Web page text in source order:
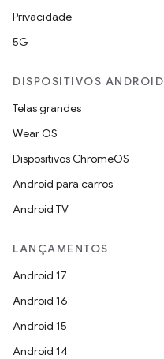
Privacidade
5G
DISPOSITIVOS ANDROID
Telas grandes
Wear OS
Dispositivos ChromeOS
Android para carros
Android TV
LANÇAMENTOS
Android 17
Android 16
Android 15
Android 14